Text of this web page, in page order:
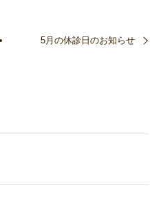
5月の休診日のお知らせ